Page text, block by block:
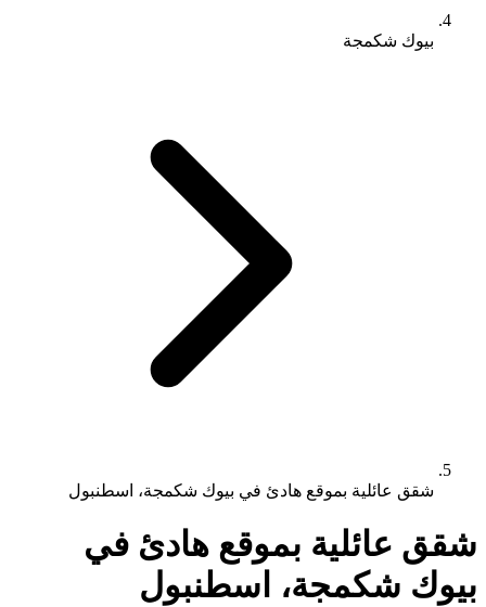
بيوك شكمجة
شقق عائلية بموقع هادئ في بيوك شكمجة، اسطنبول
شقق عائلية بموقع هادئ في
بيوك شكمجة، اسطنبول